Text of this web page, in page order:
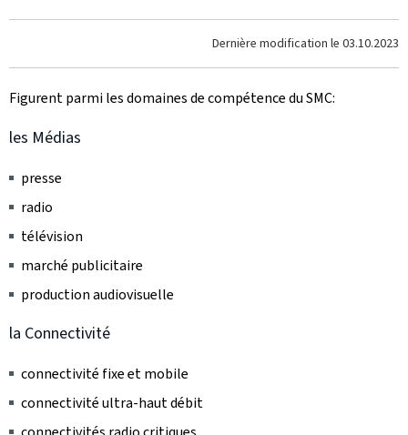
Dernière modification le 03.10.2023
Figurent parmi les domaines de compétence du SMC:
les Médias
presse
radio
télévision
marché publicitaire
production audiovisuelle
la Connectivité
connectivité fixe et mobile
connectivité ultra-haut débit